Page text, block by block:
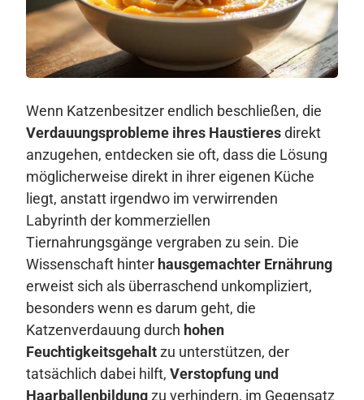
Wenn Katzenbesitzer endlich beschließen, die
Verdauungsprobleme ihres Haustieresdirekt
anzugehen, entdecken sie oft, dass die Lösung
möglicherweise direkt in ihrer eigenen Küche
liegt, anstatt irgendwo im verwirrenden
Labyrinth der kommerziellen
Tiernahrungsgänge vergraben zu sein. Die
Wissenschaft hinter hausgemachter Ernährung
erweist sich als überraschend unkompliziert,
besonders wenn es darum geht, die
Katzenverdauung durch hohen
Feuchtigkeitsgehaltzu unterstützen, der
tatsächlich dabei hilft, Verstopfung und
Haarballenbildungzu verhindern, im Gegensatz